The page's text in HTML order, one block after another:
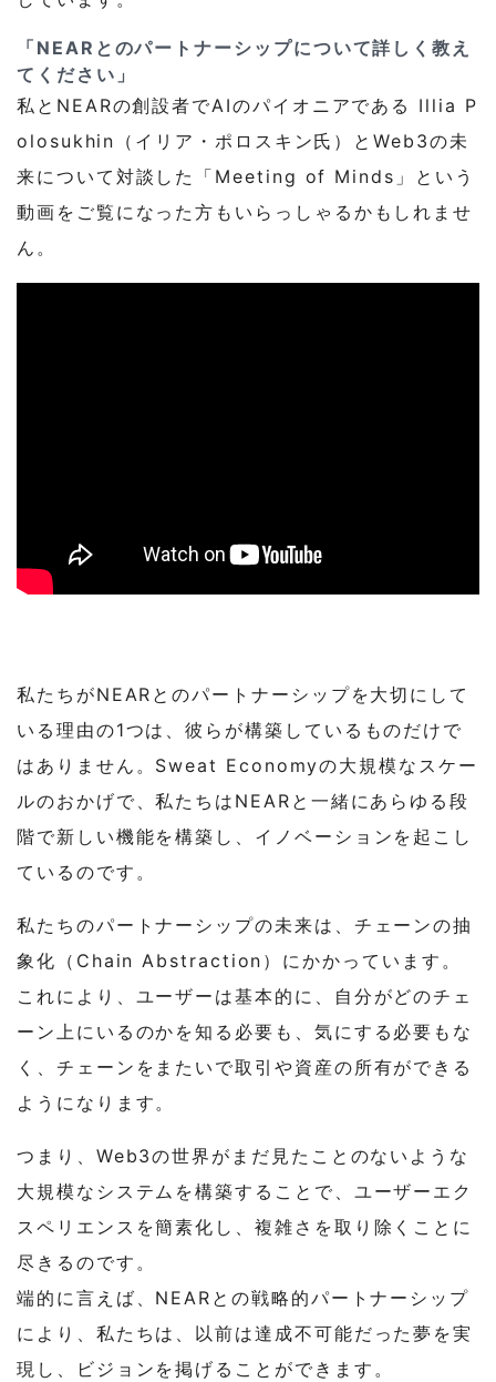
「NEARとのパートナーシップについて詳しく教え
てください」
私とNEARの創設者でAIのパイオニアである Illia P
olosukhin（イリア・ポロスキン氏）とWeb3の未
来について対談した「Meeting of Minds」という
動画をご覧になった方もいらっしゃるかもしれませ
ん。
私たちがNEARとのパートナーシップを大切にして
いる理由の1つは、彼らが構築しているものだけで
はありません。Sweat Economyの大規模なスケー
ルのおかげで、私たちはNEARと一緒にあらゆる段
階で新しい機能を構築し、イノベーションを起こし
ているのです。
私たちのパートナーシップの未来は、チェーンの抽
象化（Chain Abstraction）にかかっています。
これにより、ユーザーは基本的に、自分がどのチェ
ーン上にいるのかを知る必要も、気にする必要もな
く、チェーンをまたいで取引や資産の所有ができる
ようになります。
つまり、Web3の世界がまだ見たことのないような
大規模なシステムを構築することで、ユーザーエク
スペリエンスを簡素化し、複雑さを取り除くことに
尽きるのです。
端的に言えば、NEARとの戦略的パートナーシップ
により、私たちは、以前は達成不可能だった夢を実
現し、ビジョンを掲げることができます。